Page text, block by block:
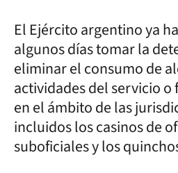
El Ejército argentino ya
algunos días tomar la
eliminar el consumo de
actividades del servicio o
en el ámbito de las
incluidos los casinos de
suboficiales y los